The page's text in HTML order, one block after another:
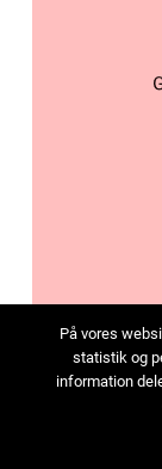
På vores
statistik og
information